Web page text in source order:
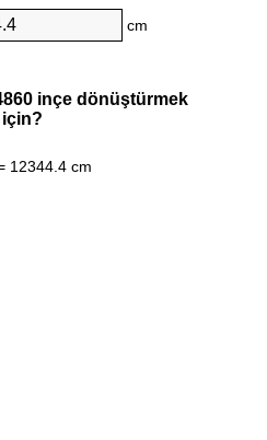
cm
inçe dönüştürmek
için?
12344.4 cm